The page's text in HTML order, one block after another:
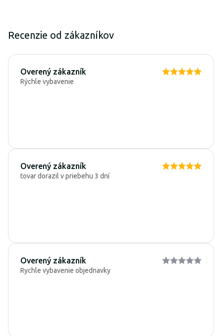
Recenzie od zákazníkov
Overený zákazník
Rýchle vybavenie
Overený zákazník
tovar dorazil v priebehu 3 dní
Overený zákazník
Rychle vybavenie objednavky